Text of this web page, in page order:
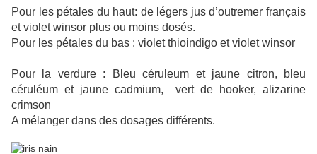
Pour les pétales du haut: de légers jus d’outremer français
et violet winsor plus ou moins dosés.
Pour les pétales du bas : violet thioindigo et violet winsor
Pour la verdure : Bleu céruleum et jaune citron, bleu
céruléum et jaune cadmium, vert de hooker, alizarine
crimson
A mélanger dans des dosages différents.